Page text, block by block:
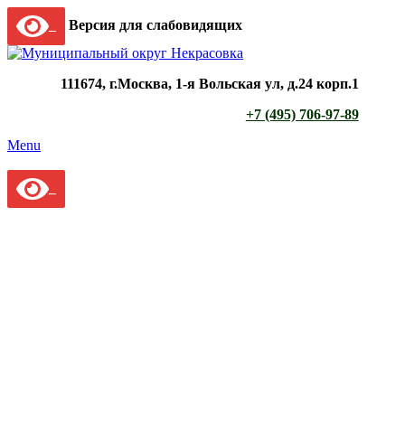
Версия для слабовидящих
111674, г.Москва, 1-я Вольская ул, д.24 корп.1
+7 (495) 706-97-89
Menu